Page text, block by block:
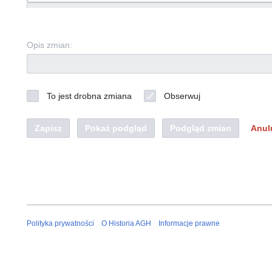
Opis zmian:
To jest drobna zmiana Obserwuj
Zapisz Pokaż podgląd Podgląd zmian
Polityka prywatności O Historia AGH Informacje prawne